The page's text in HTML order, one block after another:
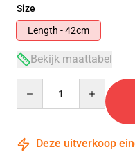
Size
Length - 42cm
Bekijk maattabel
Deze uitverkoop